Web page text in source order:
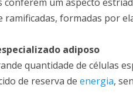
ramificadas, formadas por
adiposo
quantidade de células
de reserva de energia,